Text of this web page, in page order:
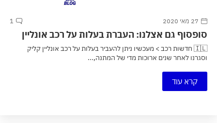
27 מאי 2020 1
סופסוף גם אצלנו: העברת בעלות על רכב אונליין
🇮🇱 חדשות רכב > מעכשיו ניתן להעביר בעלות על רכב אונליין קליק
וסגרנו לאחר שנים ארוכות מדי של המתנה,...
קרא עוד